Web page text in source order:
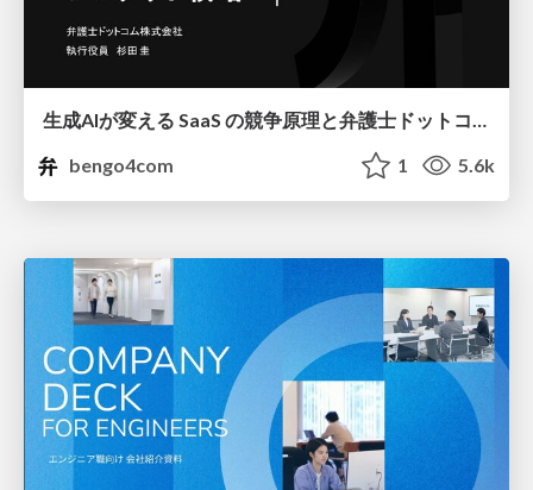
生成AIが変える SaaS の競争原理と弁護士ドットコムのプロダクト戦略
bengo4com
1 5.6k